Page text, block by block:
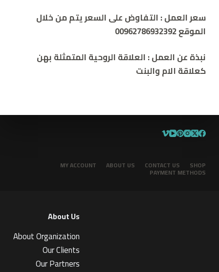
سعر العمل : التفاوض على السعر يتم من خلال
الموقع 00962786932392
نبذة عن العمل :العلاقة الروحية المتمثلة بهن
كعلاقة الام والبنت
SHOP
CONTACT US
ABOUT US
MY ACCOUNT
PAYMENT METHODS
About Us
About Organization
Our Clients
Our Partners